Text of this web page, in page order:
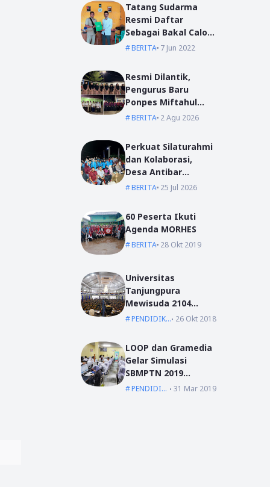
Tatang Sudarma
Resmi Daftar
Sebagai Bakal Calon
Kepala Desa Mas
BERITA 7 Jun 2022
Resmi Dilantik,
Pengurus Baru
Ponpes Miftahul
Ulum Siap Emban
BERITA 2 Agu 2026
Perkuat Silaturahmi
dan Kolaborasi,
Desa Antibar
Sambut Mahasiswa
BERITA 25 Jul 2026
60 Peserta Ikuti
Agenda MORHES
BERITA 28 Okt 2019
Universitas
Tanjungpura
Mewisuda 2104
Lulusan pada
PENDIDIKAN26 Okt 2018
LOOP dan Gramedia
Gelar Simulasi
SBMPTN 2019
Serentak Se-
PENDIDIKAN31 Mar 2019